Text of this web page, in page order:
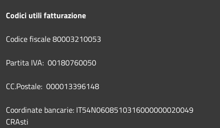
Codici utili fatturazione
Codice fiscale 80003210053
Partita IVA: 00180760050
CC.Postale: 000013396148
Coordinate bancarie: IT54N0608510316000000020049
CRAsti